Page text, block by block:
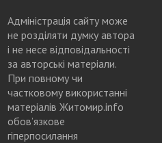
Адміністрація сайту може
не розділяти думку автора
і не несе відповідальності
за авторські матеріали.
При повному чи
частковому використанні
матеріалів Житомир.info
обов’язкове
гіперпосилання